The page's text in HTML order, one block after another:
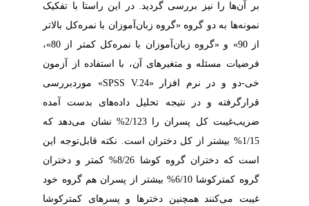
بر آن‌ها را نیز بررسی گردید. در این راستا با تفکیک
نمونه‌ها به دو گروه «گروه زبان‌آموزان با نمره‌کل بالاتر
از 90» و «گروه زبان‌آموزان با نمره‌کل کمتر از 80»،
فرضیات مسئله و متغیرهای آن، با استفاده از آزمون
خی-دو و در نرم افزار «
SPSS V.24» مورد‌بررسی
قرار‌گرفته و در نتیجه تحلیل داده‌های بدست آمده
ضریب‌غیبت کل پسران را 2/123% نشان می‌دهد که
1/15% بیشتر از کل دختران است. نکته قابل‌توجه این
است که دختران گروه کوشا 8/26% کمتر و دختران
گروه کمتر‌کوشا 6/10% بیشتر از پسران هم گروه خود
غیبت می‌کنند همچنین دختر‌ها و پسرهای کمتر‌کوشا